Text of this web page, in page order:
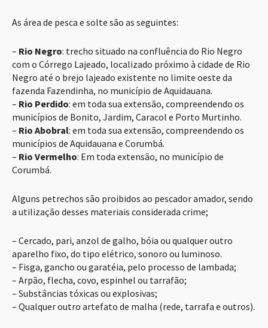
As área de pesca e solte são as seguintes:
– Rio Negro: trecho situado na confluência do Rio Negro
com o Córrego Lajeado, localizado próximo à cidade de Rio
Negro até o brejo lajeado existente no limite oeste da
fazenda Fazendinha, no município de Aquidauana.
– Rio Perdido: em toda sua extensão, compreendendo os
municípios de Bonito, Jardim, Caracol e Porto Murtinho.
– Rio Abobral: em toda sua extensão, compreendendo os
municípios de Aquidauana e Corumbá.
– Rio Vermelho: Em toda extensão, no município de
Corumbá.
Alguns petrechos são proibidos ao pescador amador, sendo
a utilização desses materiais considerada crime;
– Cercado, pari, anzol de galho, bóia ou qualquer outro
aparelho fixo, do tipo elétrico, sonoro ou luminoso.
– Fisga, gancho ou garatéia, pelo processo de lambada;
– Arpão, flecha, covo, espinhel ou tarrafão;
– Substâncias tóxicas ou explosivas;
– Qualquer outro artefato de malha (rede, tarrafa e outros).